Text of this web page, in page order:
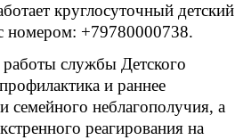
круглосуточный детский
номером: +79780000738.
службы Детского
и раннее
семейного неблагополучия, а
реагирования на